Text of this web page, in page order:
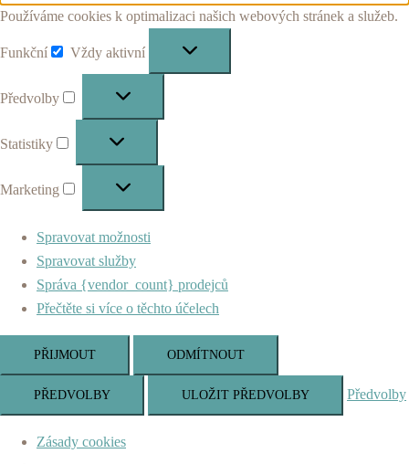
Používáme cookies k optimalizaci našich webových stránek a služeb.
Funkční
Funkční
Vždy aktivní
Předvolby
Statistiky
Marketing
Spravovat možnosti
Spravovat služby
Správa {vendor_count} prodejců
Přečtěte si více o těchto účelech
PŘIJMOUT ODMÍTNOUT
PŘEDVOLBY ULOŽIT PŘEDVOLBY Předvolby
Zásady cookies